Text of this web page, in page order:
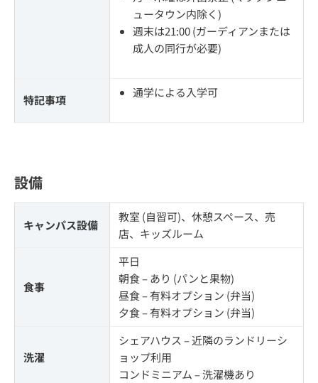
ュータウン内除く)
週末は21:00 (ガーディアンまたは
成人の同行が必要)
特記事項
通学による入学可
設備
キャンパス設備
教室 (自習可)、休憩スペース、売
店、キッズルーム
食事
平日
朝食 – あり (パンと果物)
昼食 – 有料オプション (弁当)
夕食 – 有料オプション (弁当)
洗濯
シェアハウス – 近隣のランドリーシ
ョップ利用
コンドミニアム – 洗濯機あり